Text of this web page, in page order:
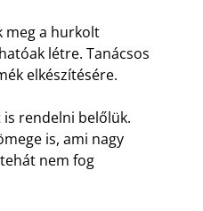
meg a hurkolt
létre. Tanácsos
elkészítésére.
rendelni belőlük.
is, ami nagy
nem fog